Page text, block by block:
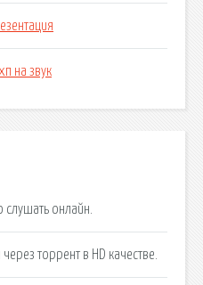
на звук
слушать онлайн.
торрент в HD качестве.